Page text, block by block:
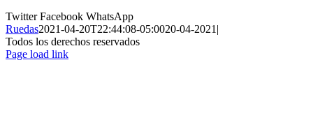
TwitterFacebook WhatsApp
Ruedas2021-04-20T22:44:08-05:0020-04-2021|
Todos los derechos reservados
Page load link